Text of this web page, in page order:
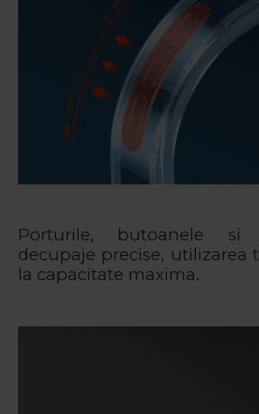
Porturile, butoanele si
decupaje precise, utilizarea
la capacitate maxima.